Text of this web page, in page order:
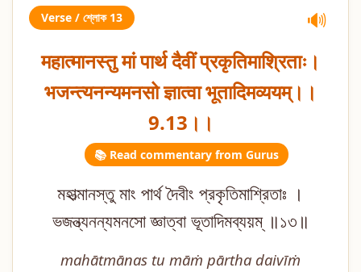
Verse / শ্লোক 13 🔊
महात्मानस्तु मां पार्थ दैवीं प्रकृतिमाश्रिताः।
भजन्त्यनन्यमनसो ज्ञात्वा भूतादिमव्ययम्।।
9.13।।
📚 Read commentary from Gurus
মহাত্মানস্তু মাং পার্থ দৈবীং প্রকৃতিমাশ্রিতাঃ ।
ভজন্ত্যনন্যমনসো জ্ঞাত্বা ভূতাদিমব্যয়ম্ ॥১৩॥
mahātmānas tu māṁ pārtha daivīṁ